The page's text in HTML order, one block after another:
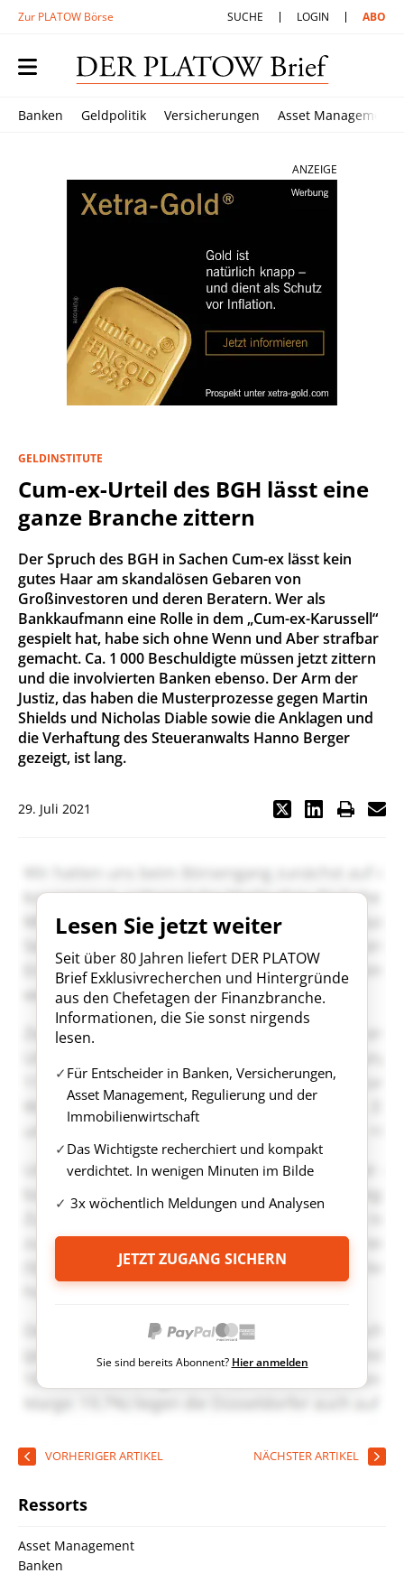
Zur PLATOW Börse SUCHE LOGIN ABO
Banken Geldpolitik Versicherungen Asset Management
ANZEIGE
GELDINSTITUTE
Cum-ex-Urteil des BGH lässt eine
ganze Branche zittern
Der Spruch des BGH in Sachen Cum-ex lässt kein
gutes Haar am skandalösen Gebaren von
Großinvestoren und deren Beratern. Wer als
Bankkaufmann eine Rolle in dem „Cum-ex-Karussell“
gespielt hat, habe sich ohne Wenn und Aber strafbar
gemacht. Ca. 1 000 Beschuldigte müssen jetzt zittern
und die involvierten Banken ebenso. Der Arm der
Justiz, das haben die Musterprozesse gegen Martin
Shields und Nicholas Diable sowie die Anklagen und
die Verhaftung des Steueranwalts Hanno Berger
gezeigt, ist lang.
29. Juli 2021
Lesen Sie jetzt weiter
Seit über 80 Jahren liefert DER PLATOW
Brief Exklusivrecherchen und Hintergründe
aus den Chefetagen der Finanzbranche.
Informationen, die Sie sonst nirgends
lesen.
Für Entscheider in Banken, Versicherungen,
Asset Management, Regulierung und der
Immobilienwirtschaft
Das Wichtigste recherchiert und kompakt
verdichtet. In wenigen Minuten im Bilde
3x wöchentlich Meldungen und Analysen
JETZT ZUGANG SICHERN
Sie sind bereits Abonnent? Hier anmelden
VORHERIGER ARTIKEL NÄCHSTER ARTIKEL
Ressorts
Asset Management
Banken